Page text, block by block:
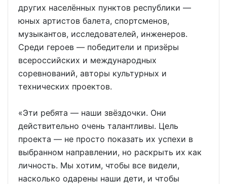
других населённых пунктов республики —
юных артистов балета, спортсменов,
музыкантов, исследователей, инженеров.
Среди героев — победители и призёры
всероссийских и международных
соревнований, авторы культурных и
технических проектов.
«Эти ребята — наши звёздочки. Они
действительно очень талантливы. Цель
проекта — не просто показать их успехи в
выбранном направлении, но раскрыть их как
личность. Мы хотим, чтобы все видели,
насколько одарены наши дети, и чтобы